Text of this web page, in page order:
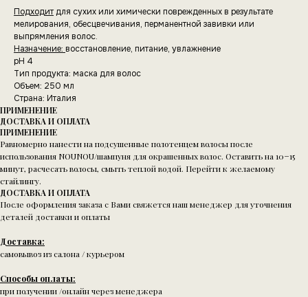
Подходит для сухих или химически поврежденных в результате
мелирования, обесцвечивания, перманентной завивки или
выпрямления волос.
Назначение: восстановление, питание, увлажнение
pH 4
Тип продукта: маска для волос
Объем: 250 мл
Страна: Италия
ПРИМЕНЕНИЕ
ДОСТАВКА И ОПЛАТА
ПРИМЕНЕНИЕ
Равномерно нанести на подсушенные полотенцем волосы после
использования NOUNOU/шампуня для окрашенных волос. Оставить на 10−15
минут, расчесать волосы, смыть теплой водой. Перейти к желаемому
стайлингу.
ДОСТАВКА И ОПЛАТА
После оформления заказа с Вами свяжется наш менеджер для уточнения
деталей доставки и оплаты
Доставка:
самовывоз из салона / курьером
Способы оплаты:
при получении /онлайн через менеджера